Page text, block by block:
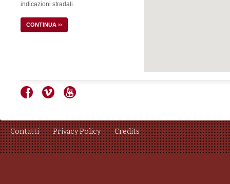
indicazioni stradali.
CONTINUA ››
Contatti Privacy Policy Credits